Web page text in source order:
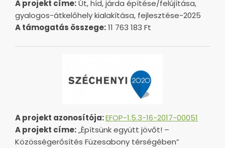
A projekt címe:Út, híd, járda építése/felújítása,
gyalogos-átkelőhely kialakítása, fejlesztése-2025
A támogatás összege:11 763 183 Ft
A projekt azonosítója:EFOP-1.5.3-16-2017-00051
A projekt címe:„Építsünk együtt jövőt! –
Közösségerősítés Füzesabony térségében”